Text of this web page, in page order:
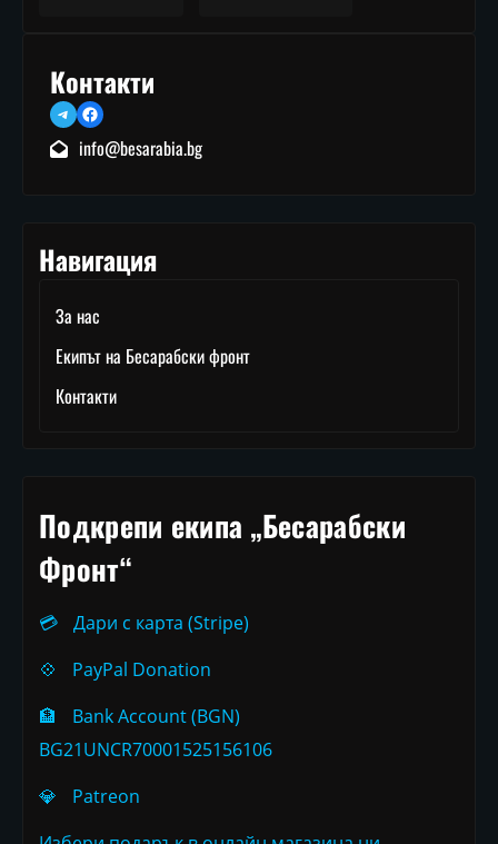
Контакти
TelegramFacebook
info@besarabia.bg
Навигация
За нас
Екипът на Бесарабски фронт
Контакти
Подкрепи екипа „Бесарабски
Фронт“
💳
Дари с карта (Stripe)
💠
PayPal Donation
🏦
Bank Account (BGN)
BG21UNCR70001525156106
💎
Patreon